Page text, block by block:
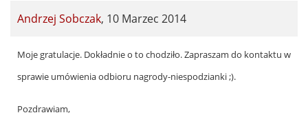
Andrzej Sobczak, 10 Marzec 2014
In
reply
Moje gratulacje. Dokładnie o to chodziło. Zapraszam do kontaktu w
sprawie umówienia odbioru nagrody-niespodzianki ;).
Pozdrawiam,